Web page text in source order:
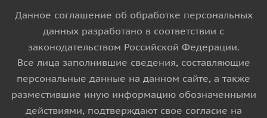
Данное соглашение об обработке персональных
данных разработано в соответствии с
законодательством Российской Федерации.
Все лица заполнившие сведения, составляющие
персональные данные на данном сайте, а также
разместившие иную информацию обозначенными
действиями, подтверждают свое согласие на